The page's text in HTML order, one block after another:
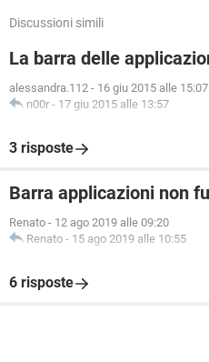
Discussioni simili
La barra delle
alessandra.112 - 16 giu 2015 alle 15:07
n00r - 17 giu 2015 alle 13:57
3 risposte
Barra applicazioni non
Renato - 12 ago 2019 alle 09:20
Renato - 15 ago 2019 alle 10:55
6 risposte